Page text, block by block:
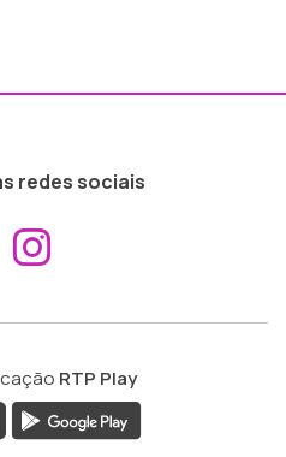
redes sociais
Aceder ao
RTP Play